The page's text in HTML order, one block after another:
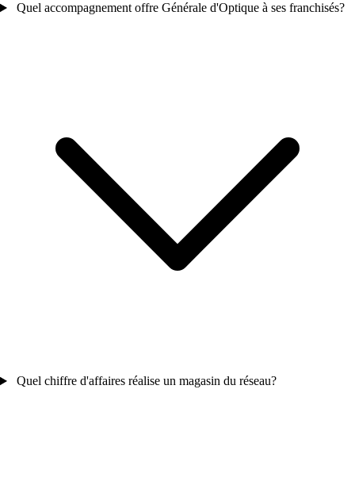
Quel accompagnement offre Générale d'Optique à ses franchisés?
Quel chiffre d'affaires réalise un magasin du réseau?